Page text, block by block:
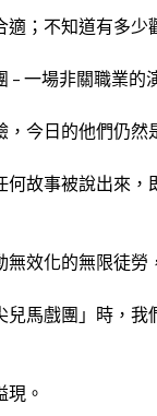
；不知道有多少
– 一場非關職業
今日的他們仍然
何故事被說出來
無效化的無限徒
兒馬戲團」時，
現。